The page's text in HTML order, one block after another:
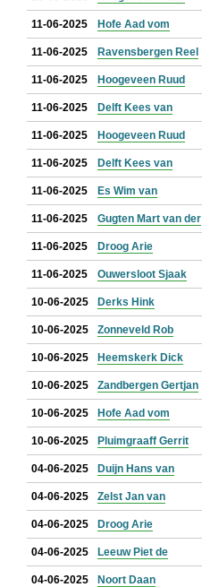
11-06-2025 Hofe Aad vom
11-06-2025 Ravensbergen Reel
11-06-2025 Hoogeveen Ruud
11-06-2025 Delft Kees van
11-06-2025 Hoogeveen Ruud
11-06-2025 Delft Kees van
11-06-2025 Es Wim van
11-06-2025 Gugten Mart van der
11-06-2025 Droog Arie
11-06-2025 Ouwersloot Sjaak
10-06-2025 Derks Hink
10-06-2025 Zonneveld Rob
10-06-2025 Heemskerk Dick
10-06-2025 Zandbergen Gertjan
10-06-2025 Hofe Aad vom
10-06-2025 Pluimgraaff Gerrit
04-06-2025 Duijn Hans van
04-06-2025 Zelst Jan van
04-06-2025 Droog Arie
04-06-2025 Leeuw Piet de
04-06-2025 Noort Daan